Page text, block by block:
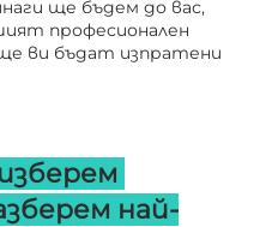
ще бъдем до вас,
ви бъдат изпратени
най-